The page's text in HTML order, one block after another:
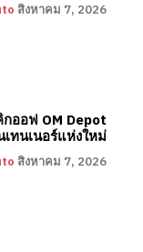
สิงหาคม 7, 2026
กออฟ OM Depot
ทนเนอร์แห่งใหม่
สิงหาคม 7, 2026